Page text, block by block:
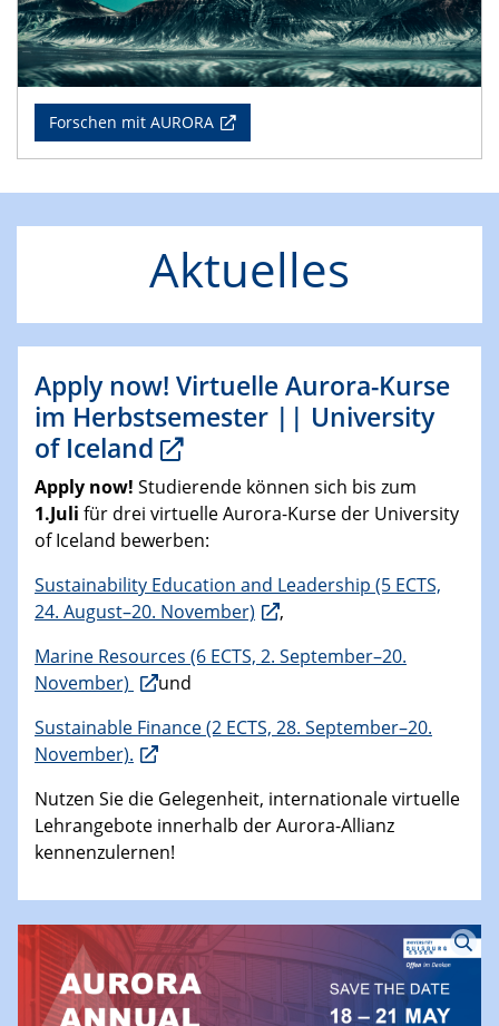
Forschen mit AURORA
Aktuelles
Apply now! Virtuelle Aurora-Kurse
im Herbstsemester || University
of Iceland
Apply now!Studierende können sich bis zum
1.Julifür drei virtuelle Aurora-Kurse der University
of Iceland bewerben:
Sustainability Education and Leadership (5 ECTS,
24. August–20. November)
Marine Resources (6 ECTS, 2. September–20.
November)
und
Nutzen Sie die Gelegenheit, internationale virtuelle
Lehrangebote innerhalb der Aurora-Allianz
kennenzulernen!